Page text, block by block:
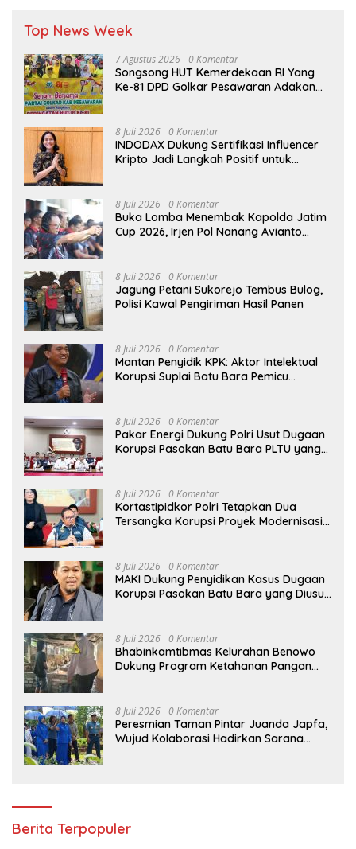
Top News Week
7 Agustus 2026 0 Komentar
Songsong HUT Kemerdekaan RI Yang
Ke-81 DPD Golkar Pesawaran Adakan
8 Juli 2026 0 Komentar
INDODAX Dukung Sertifikasi Influencer
Kripto Jadi Langkah Positif untuk
8 Juli 2026 0 Komentar
Buka Lomba Menembak Kapolda Jatim
Cup 2026, Irjen Pol Nanang Avianto
8 Juli 2026 0 Komentar
Jagung Petani Sukorejo Tembus Bulog,
Polisi Kawal Pengiriman Hasil Panen
8 Juli 2026 0 Komentar
Mantan Penyidik KPK: Aktor Intelektual
Korupsi Suplai Batu Bara Pemicu
8 Juli 2026 0 Komentar
Pakar Energi Dukung Polri Usut Dugaan
Korupsi Pasokan Batu Bara PLTU yang
8 Juli 2026 0 Komentar
Kortastipidkor Polri Tetapkan Dua
Tersangka Korupsi Proyek Modernisasi
8 Juli 2026 0 Komentar
MAKI Dukung Penyidikan Kasus Dugaan
Korupsi Pasokan Batu Bara yang Diusut
8 Juli 2026 0 Komentar
Bhabinkamtibmas Kelurahan Benowo
Dukung Program Ketahanan Pangan
8 Juli 2026 0 Komentar
Peresmian Taman Pintar Juanda Japfa,
Wujud Kolaborasi Hadirkan Sarana
Berita Terpopuler